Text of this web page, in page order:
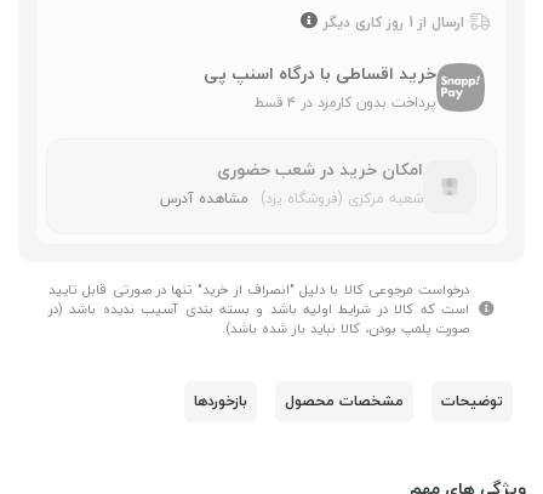
ارسال از 1 روز کاری دیگر
خرید اقساطی با درگاه اسنپ پی
پرداخت بدون کارمزد در ۴ قسط
امکان خرید در شعب حضوری
شعبه مرکزی (فروشگاه یزد) مشاهده آدرس
درخواست مرجوعی کالا با دلیل "انصراف از خرید" تنها در صورتی قابل تایید
است که کالا در شرایط اولیه باشد و بسته بندی آسیب ندیده باشد (در
صورت پلمپ بودن، کالا نباید باز شده باشد).
توضیحات مشخصات محصول بازخوردها